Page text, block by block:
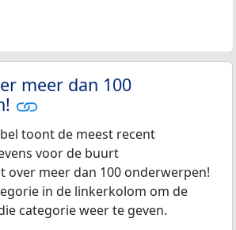
meer dan 100
toont de meest recent
voor de buurt
over meer dan 100 onderwerpen!
in de linkerkolom om de
categorie weer te geven.